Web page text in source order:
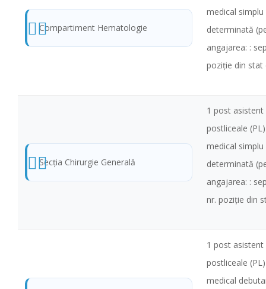
Compartiment Hematologie
medical
determinată
angajarea: :
poziţie din stat
Secţia Chirurgie Generală
1 post
postliceale
medical
determinată
angajarea: :
nr. poziţie din
1 post
postliceale
medical